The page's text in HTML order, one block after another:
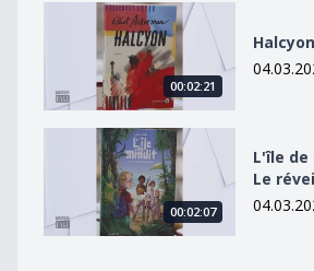
Halcyon
00:02:21
Halcyon
L&#039;île de minuit, Tome 1 :
00:02:07
L'île de
Le